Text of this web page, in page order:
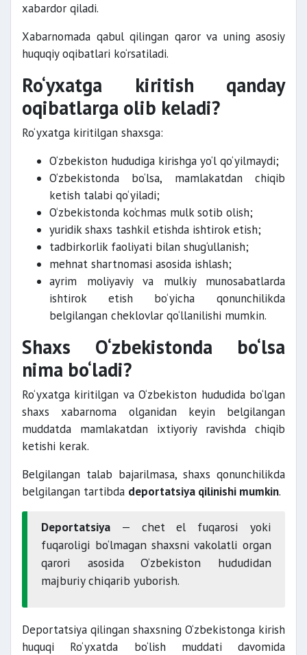
xabardor qiladi.
Xabarnomada qabul qilingan qaror va uning asosiy
huquqiy oqibatlari ko‘rsatiladi.
Ro‘yxatga kiritish qanday
oqibatlarga olib keladi?
Ro‘yxatga kiritilgan shaxsga:
O‘zbekiston hududiga kirishga yo‘l qo‘yilmaydi;
O‘zbekistonda bo‘lsa, mamlakatdan chiqib
ketish talabi qo‘yiladi;
O‘zbekistonda ko‘chmas mulk sotib olish;
yuridik shaxs tashkil etishda ishtirok etish;
tadbirkorlik faoliyati bilan shug‘ullanish;
mehnat shartnomasi asosida ishlash;
ayrim moliyaviy va mulkiy munosabatlarda
ishtirok etish bo‘yicha qonunchilikda
belgilangan cheklovlar qo‘llanilishi mumkin.
Shaxs O‘zbekistonda bo‘lsa
nima bo‘ladi?
Ro‘yxatga kiritilgan va O‘zbekiston hududida bo‘lgan
shaxs xabarnoma olganidan keyin belgilangan
muddatda mamlakatdan ixtiyoriy ravishda chiqib
ketishi kerak.
Belgilangan talab bajarilmasa, shaxs qonunchilikda
belgilangan tartibda deportatsiya qilinishi mumkin.
Deportatsiya — chet el fuqarosi yoki
fuqaroligi bo‘lmagan shaxsni vakolatli organ
qarori asosida O‘zbekiston hududidan
majburiy chiqarib yuborish.
Deportatsiya qilingan shaxsning O‘zbekistonga kirish
huquqi Ro‘yxatda bo‘lish muddati davomida